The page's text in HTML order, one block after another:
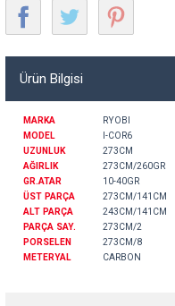
Ürün Bilgisi
MARKA
RYOBI
MODEL
I-COR6
UZUNLUK
273CM
AĞIRLIK
273CM/260GR
GR.ATAR
10-40GR
ÜST PARÇA
273CM/141CM
ALT PARÇA
243CM/141CM
PARÇA SAY.
273CM/2
PORSELEN
273CM/8
METERYAL
CARBON